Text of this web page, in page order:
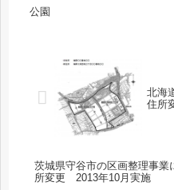
公園
北海
住所
茨城県守谷市の区画整理事業
所変更 2013年10月実施